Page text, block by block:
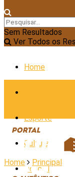
Sem Resultados
Ver Todos os
Home
Esporte
Cultura
Policial
Home Principal